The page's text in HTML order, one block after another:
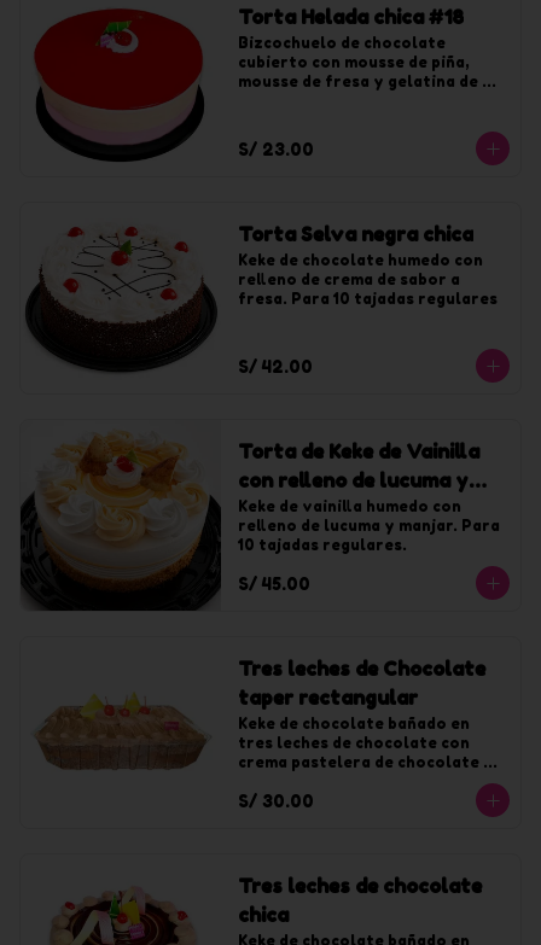
Torta Helada chica #18
Bizcochuelo de chocolate
cubierto con mousse de piña,
mousse de fresa y gelatina de
S/ 23.00
Torta Selva negra chica
Keke de chocolate humedo con
relleno de crema de sabor a
fresa. Para 10 tajadas regulares
S/ 42.00
Torta de Keke de Vainilla
con relleno de lucuma y
manjar chica
Keke de vainilla humedo con
relleno de lucuma y manjar. Para
10 tajadas regulares.
S/ 45.00
Tres leches de Chocolate
taper rectangular
Keke de chocolate bañado en
tres leches de chocolate con
crema pastelera de chocolate y
chocolate.
S/ 30.00
Tres leches de chocolate
chica
Keke de chocolate bañado en